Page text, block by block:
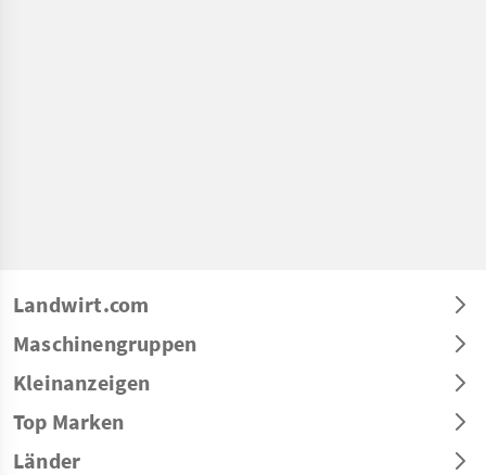
Landwirt.com
Maschinengruppen
Kleinanzeigen
Top Marken
Länder